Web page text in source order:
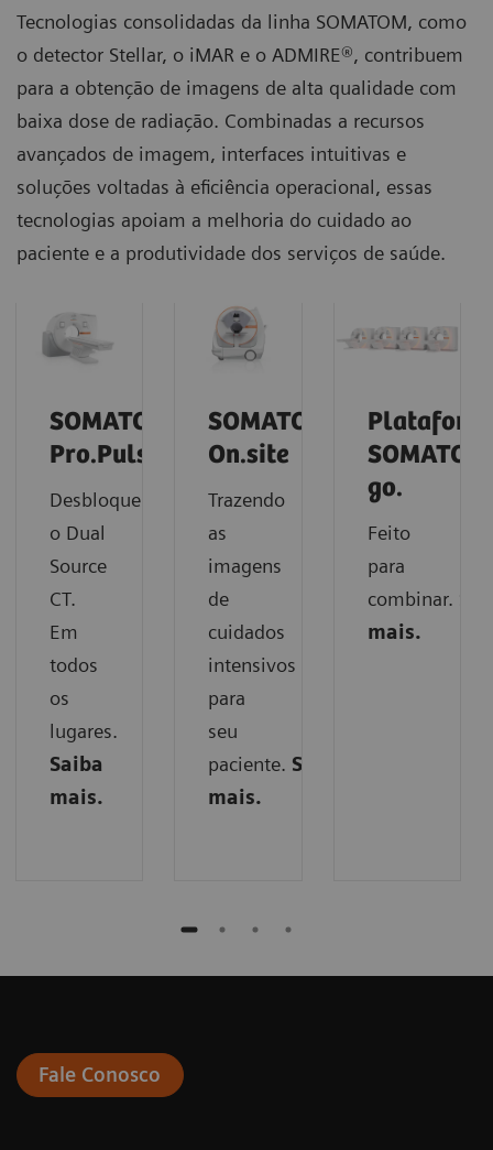
Tecnologias consolidadas da linha SOMATOM, como
o detector Stellar, o iMAR e o ADMIRE®, contribuem
para a obtenção de imagens de alta qualidade com
baixa dose de radiação. Combinadas a recursos
avançados de imagem, interfaces intuitivas e
soluções voltadas à eficiência operacional, essas
tecnologias apoiam a melhoria do cuidado ao
paciente e a produtividade dos serviços de saúde.
SOMATOM
Pro.Pulse
Desbloqueie
o Dual
Source
CT.
Em
todos
os
lugares.
Saiba
mais.
SOMATOM
On.site
Trazendo
as
imagens
de
cuidados
intensivos
para
seu
paciente. Saiba
mais.
SOMATOM
go.
Feito
para
combinar.
mais.
Fale Conosco